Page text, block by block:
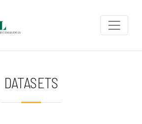
DATASETS